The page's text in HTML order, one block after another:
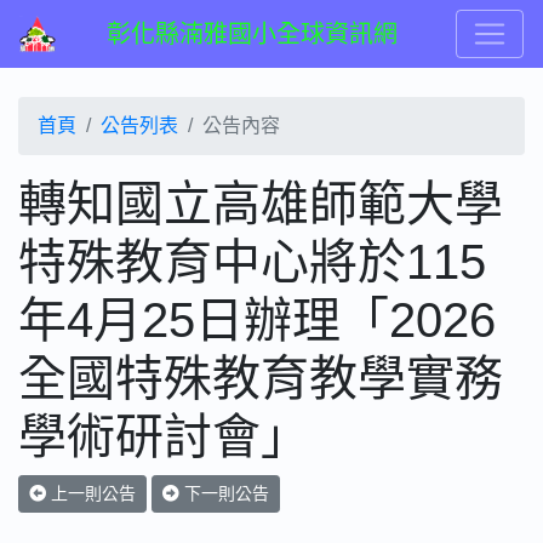
彰化縣湳雅國小全球資訊網
首頁 公告列表 公告內容
轉知國立高雄師範大學
特殊教育中心將於115
年4月25日辦理「2026
全國特殊教育教學實務
學術研討會」
上一則公告 下一則公告